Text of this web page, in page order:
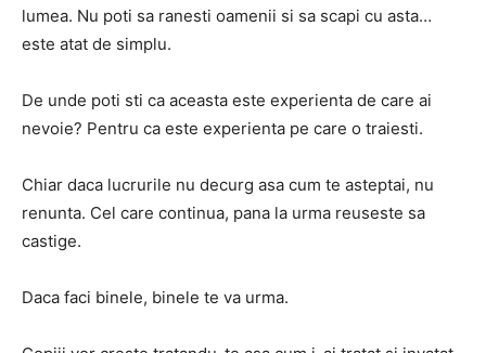
lumea. Nu poti sa ranesti oamenii si sa scapi cu asta…
este atat de simplu.
De unde poti sti ca aceasta este experienta de care ai
nevoie? Pentru ca este experienta pe care o traiesti.
Chiar daca lucrurile nu decurg asa cum te asteptai, nu
renunta. Cel care continua, pana la urma reuseste sa
castige.
Daca faci binele, binele te va urma.